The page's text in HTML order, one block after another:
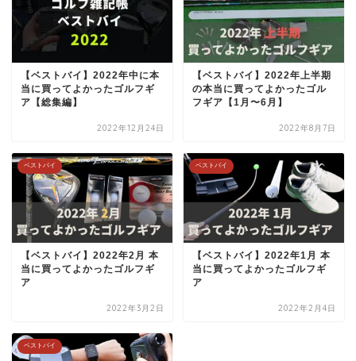
【ベストバイ】2022年中に本
当に買ってよかったゴルフギ
ア【総集編】
2022年12月24日
【ベストバイ】2022年上半期
の本当に買ってよかったゴル
フギア【1月〜6月】
2022年8月7日
ベストバイ
【ベストバイ】2022年2月 本
当に買ってよかったゴルフギ
ア
2022年3月2日
ベストバイ
【ベストバイ】2022年1月 本
当に買ってよかったゴルフギ
ア
2022年2月4日
ベストバイ